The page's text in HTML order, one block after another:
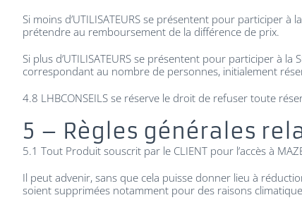
Si moins d’UTILISATEURS se présentent pour participer à
prétendre au remboursement de la différence de prix.
Si plus d’UTILISATEURS se présentent pour participer à
correspondant au nombre de personnes, initialement
4.8 LHBCONSEILS se réserve le droit de refuser toute
5 – Règles générales
5.1 Tout Produit souscrit par le CLIENT pour l’accès à
Il peut advenir, sans que cela puisse donner lieu à
soient supprimées notamment pour des raisons